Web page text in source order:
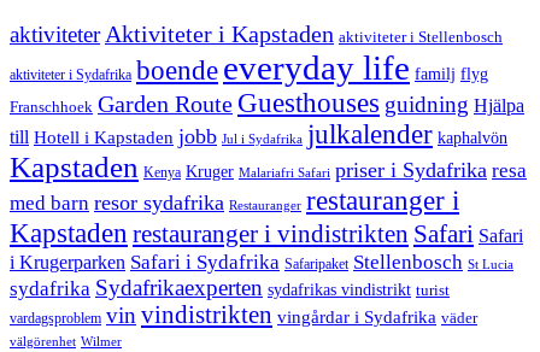
aktiviteterAktiviteter i Kapstaden aktiviteter i Stellenbosch
aktiviteter i Sydafrika boende everyday life familj flyg
Franschhoek Garden Route Guesthouses guidning Hjälpa
till Hotell i Kapstaden jobb Jul i Sydafrika julkalender kaphalvön
Kapstaden Kenya Kruger Malariafri Safari priser i Sydafrika resa
med barn resor sydafrika Restauranger restauranger i
Kapstaden restauranger i vindistrikten Safari Safari
i Krugerparken Safari i Sydafrika Safaripaket Stellenbosch St Lucia
sydafrika Sydafrikaexperten sydafrikas vindistrikt turist
vardagsproblem vinvindistrikten vingårdar i Sydafrika väder
välgörenhet Wilmer